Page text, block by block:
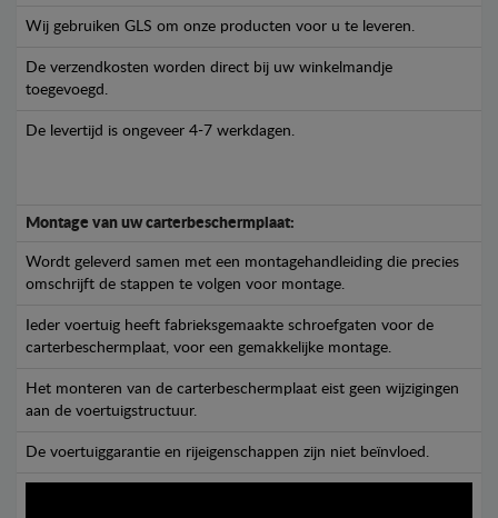
Wij gebruiken GLS om onze producten voor u te leveren.
De verzendkosten worden direct bij uw winkelmandje
toegevoegd.
De levertijd is ongeveer 4-7 werkdagen.
Montage van uw carterbeschermplaat:
Wordt geleverd samen met een montagehandleiding die precies
omschrijft de stappen te volgen voor montage.
Ieder voertuig heeft fabrieksgemaakte schroefgaten voor de
carterbeschermplaat, voor een gemakkelijke montage.
Het monteren van de carterbeschermplaat eist geen wijzigingen
aan de voertuigstructuur.
De voertuiggarantie en rijeigenschappen zijn niet beïnvloed.